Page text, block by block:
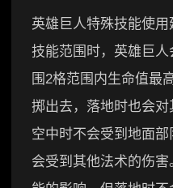
英雄巨人特殊技能使
技能范围时，英雄巨人
围2格范围内生命值最
掷出去，落地时也会
空中时不会受到地面
会受到其他法术的伤